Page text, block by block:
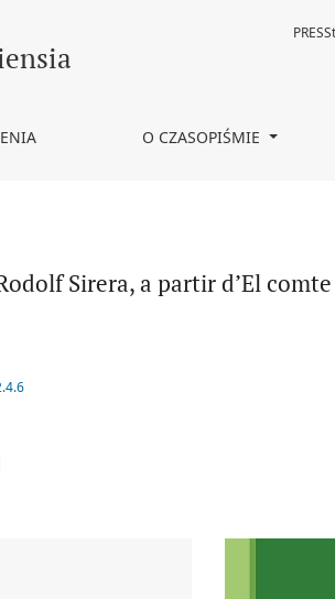
Arnau (1928), de Josep M. de Sagarra
O CZASOPIŚMIE
Sirera, a partir d’El